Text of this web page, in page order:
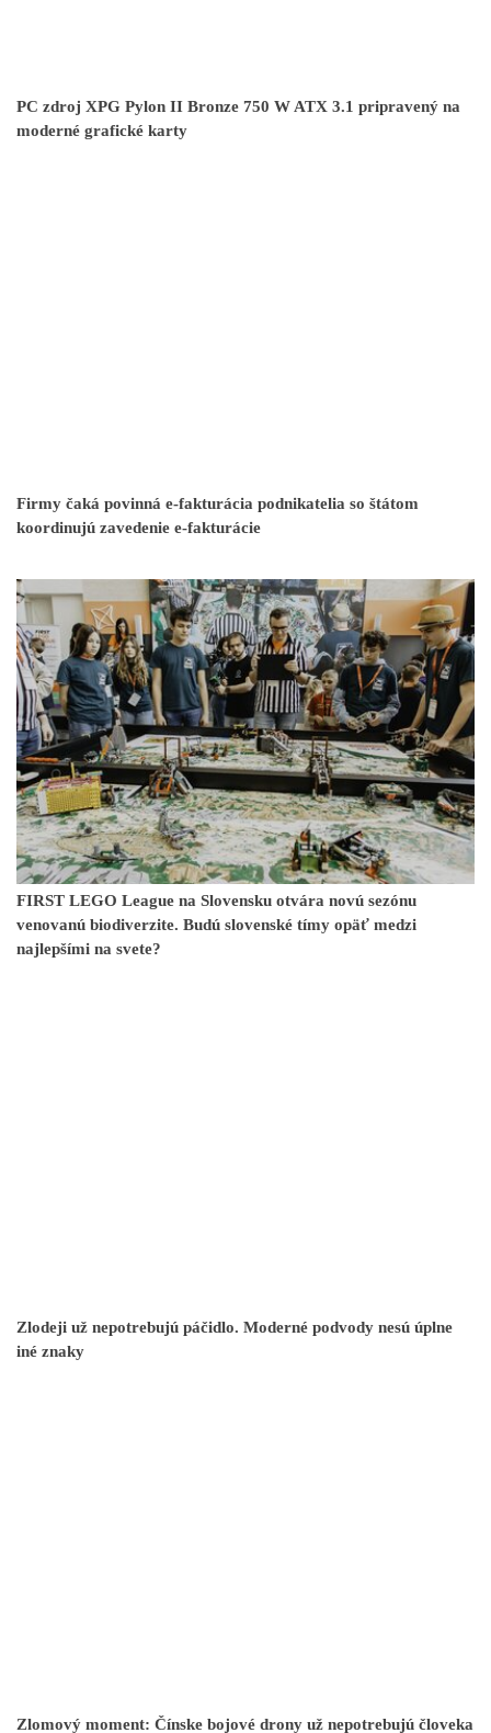
PC zdroj XPG Pylon II Bronze 750 W ATX 3.1 pripravený na
moderné grafické karty
Firmy čaká povinná e-fakturácia podnikatelia so štátom
koordinujú zavedenie e-fakturácie
FIRST LEGO League na Slovensku otvára novú sezónu
venovanú biodiverzite. Budú slovenské tímy opäť medzi
najlepšími na svete?
Zlodeji už nepotrebujú páčidlo. Moderné podvody nesú úplne
iné znaky
Zlomový moment: Čínske bojové drony už nepotrebujú človeka